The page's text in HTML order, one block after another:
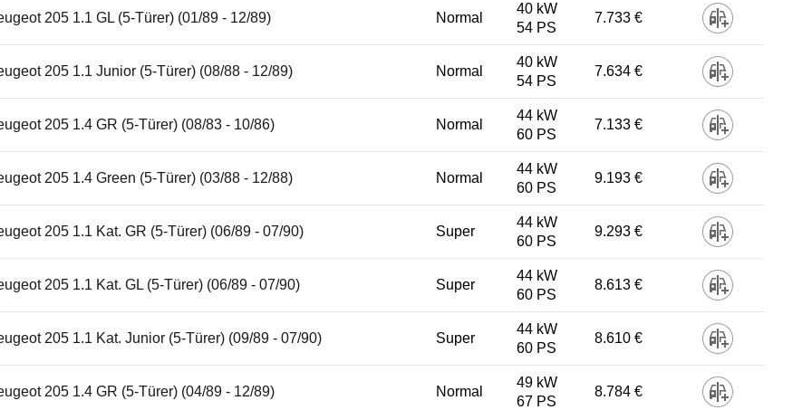
205 1.1 GL (5-Türer) (01/89 - 12/89) Normal
40 kW
54 PS
7.733 €
205 1.1 Junior (5-Türer) (08/88 - 12/89) Normal
40 kW
54 PS
7.634 €
205 1.4 GR (5-Türer) (08/83 - 10/86) Normal
44 kW
60 PS
7.133 €
205 1.4 Green (5-Türer) (03/88 - 12/88) Normal
44 kW
60 PS
9.193 €
205 1.1 Kat. GR (5-Türer) (06/89 - 07/90) Super
44 kW
60 PS
9.293 €
205 1.1 Kat. GL (5-Türer) (06/89 - 07/90) Super
44 kW
60 PS
8.613 €
205 1.1 Kat. Junior (5-Türer) (09/89 - 07/90) Super
44 kW
60 PS
8.610 €
205 1.4 GR (5-Türer) (04/89 - 12/89) Normal
49 kW
67 PS
8.784 €